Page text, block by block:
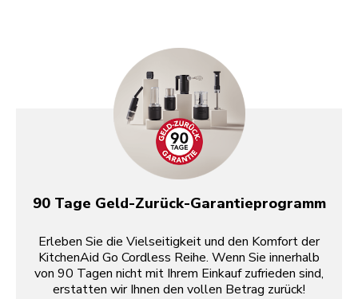
90 Tage Geld-Zurück-Garantieprogramm
Erleben Sie die Vielseitigkeit und den Komfort der
KitchenAid Go Cordless Reihe. Wenn Sie innerhalb
von 90 Tagen nicht mit Ihrem Einkauf zufrieden sind,
erstatten wir Ihnen den vollen Betrag zurück!